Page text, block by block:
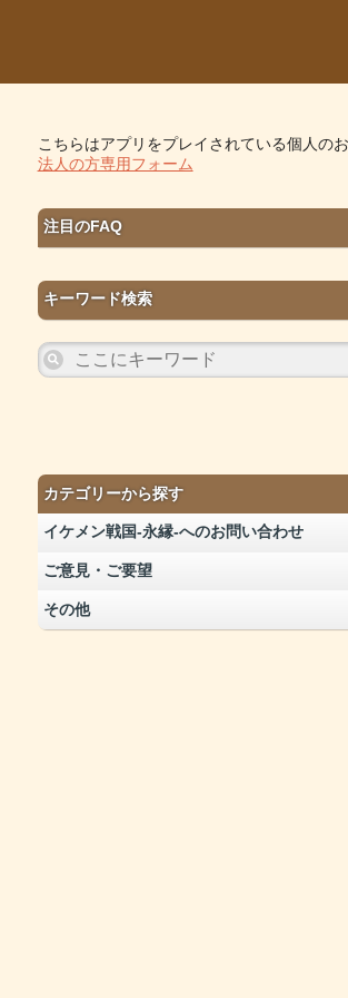
こちらはアプリをプレイされている個人の
法人の方専用フォーム
注目のFAQ
キーワード検索
カテゴリーから探す
イケメン戦国‐永縁‐へのお問い合わせ
ご意見・ご要望
その他